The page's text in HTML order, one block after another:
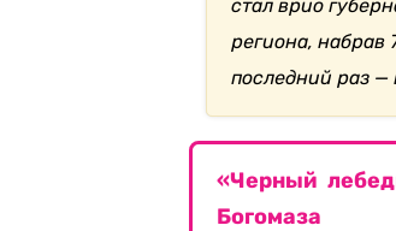
стал врио
региона, набрав
последний раз —
«Черный
Богомаза